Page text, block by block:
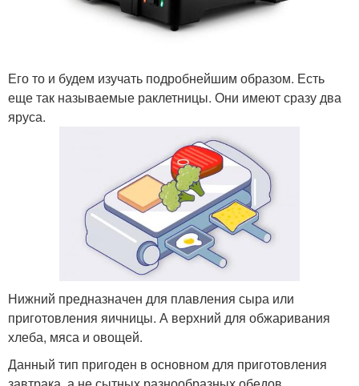
Его то и будем изучать подробнейшим образом. Есть
еще так называемые раклетницы. Они имеют сразу два
яруса.
Нижний предназначен для плавления сыра или
приготовления яичницы. А верхний для обжаривания
хлеба, мяса и овощей.
Данный тип пригоден в основном для приготовления